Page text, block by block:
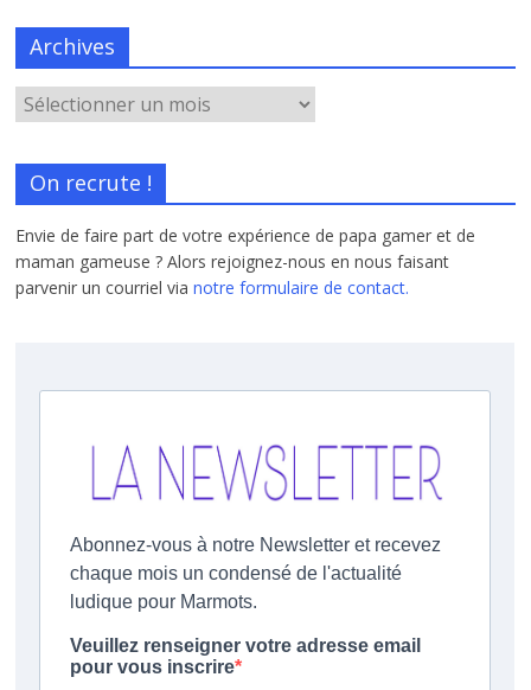
Archives
On recrute !
Envie de faire part de votre expérience de papa gamer et de
maman gameuse ? Alors rejoignez-nous en nous faisant
parvenir un courriel vianotre formulaire de contact.